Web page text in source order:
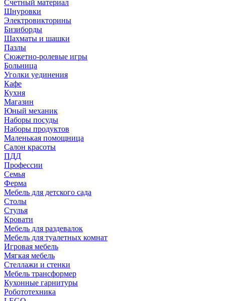
Счетный материал
Шнуровки
Электровикторины
Бизиборды
Шахматы и шашки
Пазлы
Сюжетно-ролевые игры
Больница
Уголки уединения
Кафе
Кухня
Магазин
Юный механик
Наборы посуды
Наборы продуктов
Маленькая помощница
Салон красоты
ПДД
Профессии
Семья
Ферма
Мебель для детского сада
Столы
Cтулья
Кровати
Мебель для раздевалок
Мебель для туалетных комнат
Игровая мебель
Мягкая мебель
Стеллажи и стенки
Мебель трансформер
Кухонные гарнитуры
Робототехника